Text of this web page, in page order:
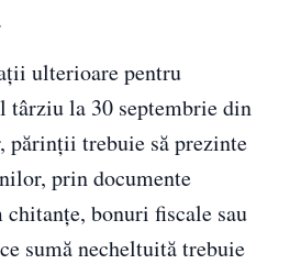
ulterioare pentru
târziu la 30 septembrie din
părinții trebuie să prezinte
prin documente
bonuri fiscale sau
sumă necheltuită trebuie